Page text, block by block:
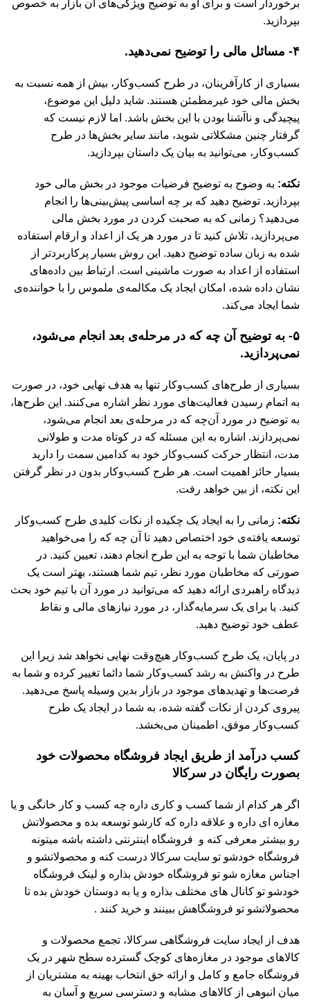
برخوردار است و برای او به توضیح ویژگی‌های آن بازار به خصوص
بپردازید.
۴- مسائل مالی را توضیح نمی‌دهید.
بسیاری از کارآفرینان، در طرح کسب‌وکار، بیش از همه نسبت به
بخش مالی خود غیرمطمئن هستند. شاید دلیل این موضوع،
پیچیدگی و ناآشنا بودن با این بخش باشد. اما لازم نیست که
گرفتار چنین مشکلاتی شوید، مانند سایر بخش‌ها در طرح
کسب‌وکار، می‌توانید به بیان یک داستان بپردازید.
نکته: به وضوح به توضیح فرضیات موجود در بخش مالی خود
بپردازید. توضیح دهید که بر چه اساسی پیش‌بینی‌ها را انجام
می‌دهید؟ زمانی که به صحبت کردن در مورد بخش مالی
می‌پردازید، تلاش کنید تا در مورد هر یک از اعداد و ارقام استفاده
شده به زبان ساده توضیح دهید. این روش بسیار پرکاربردتر از
استفاده از اعداد به صورت ماشینی است. ارتباط بین داده‌های
نشان داده شده، امکان ایجاد یک مکالمه‌ی ملموس را با خواننده‌ی
شما ایجاد می‌کند.
۵- به توضیح آن چه که در مرحله‌ی بعد انجام می‌شود،
نمی‌پردازید.
بسیاری از طرح‌های کسب‌وکار تنها به هدف نهایی خود، در صورت
به اتمام رسیدن فعالیت‌های مورد نظر اشاره می‌کنند. این طرح‌ها،
به توضیح در مورد آن‌چه که در مرحله‌ی بعد انجام می‌شود،
نمی‌پردازند. اشاره به این مسئله که در کوتاه مدت و طولانی
مدت، انتظار حرکت کسب‌وکار خود به کدامین سمت را دارید
بسیار حائز اهمیت است. هر طرح کسب‌وکار بدون در نظر گرفتن
این نکته، از بین خواهد رفت.
نکته: زمانی را به ایجاد یک چکیده از نکات کلیدی طرح کسب‌وکار
توسعه یافته‌ی خود اختصاص دهید تا آن چه که را می‌خواهید
مخاطبان شما با توجه به این طرح انجام دهند، تعیین کنید. در
صورتی که مخاطبان مورد نظر، تیم شما هستند، بهتر است یک
دیدگاه راهبردی ارائه دهید که می‌توانید در مورد آن با تیم خود بحث
کنید. یا برای یک سرمایه‌گذار، در مورد نیازهای مالی و نقاط
عطف خود توضیح دهید.
در پایان، یک طرح کسب‌وکار هیچ‌وقت نهایی نخواهد شد زیرا این
طرح در واکنش به رشد کسب‌وکار شما دائما تغییر کرده و شما به
فرصت‌ها و تهدیدهای موجود در بازار بدین وسیله پاسخ می‌دهید.
پیروی کردن از نکات گفته شده، به شما در ایجاد یک طرح
کسب‌وکار موفق، اطمینان می‌بخشد.
کسب درآمد از طریق ایجاد فروشگاه محصولات خود
بصورت رایگان در سرکالا
اگر هر کدام از شما کسب و کاری داره چه کسب و کار خانگی و یا
مغازه ای داره و علاقه داره که کارشو توسعه بده و محصولاتش
رو بیشتر معرفی کنه و فروشگاه اینترنتی داشته باشه میتونه
فروشگاه خودشو تو سایت سرکالا درست کنه و محصولاتشو و
اجناس مغازه شو تو فروشگاه خودش بذاره و لینک فروشگاه
خودشو تو کانال های مختلف بذاره و یا به دوستان خودش بده تا
محصولاتشو تو فروشگاهش ببینند و خرید کنند .
هدف از ایجاد سایت فروشگاهی سرکالا، تجمع محصولات و
کالاهای موجود در مغازه‌های کوچک گسترده سطح شهر در یک
فروشگاه جامع و کامل و ارائه حق انتخاب بهینه به مشتریان از
میان انبوهی از کالاهای مشابه و دسترسی سریع و آسان به